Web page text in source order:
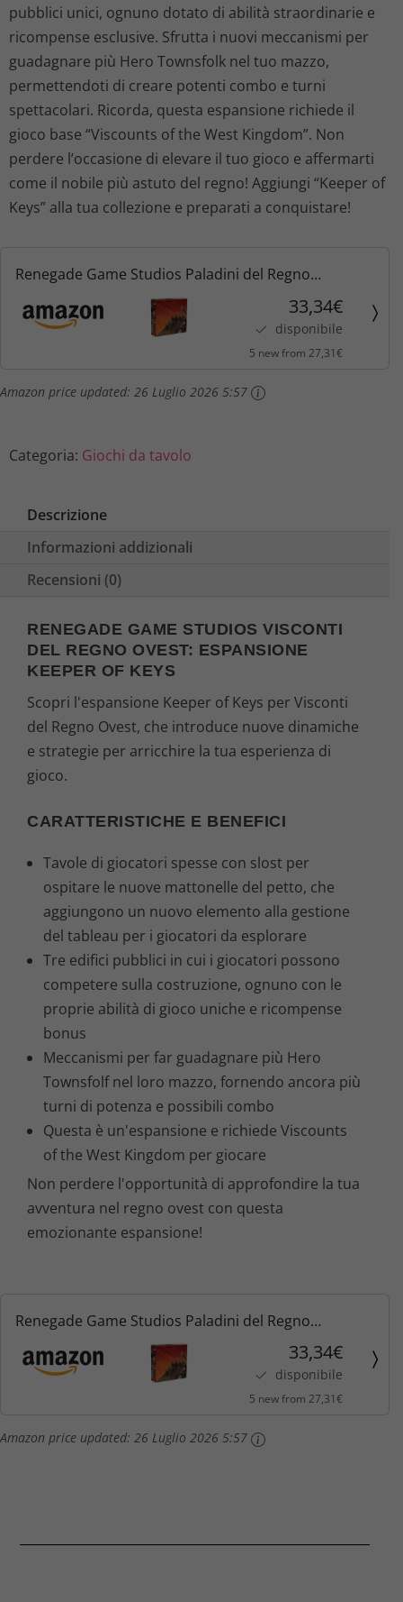
pubblici unici, ognuno dotato di abilità straordinarie e
ricompense esclusive. Sfrutta i nuovi meccanismi per
guadagnare più Hero Townsfolk nel tuo mazzo,
permettendoti di creare potenti combo e turni
spettacolari. Ricorda, questa espansione richiede il
gioco base “Viscounts of the West Kingdom”. Non
perdere l’occasione di elevare il tuo gioco e affermarti
come il nobile più astuto del regno! Aggiungi “Keeper of
Keys” alla tua collezione e preparati a conquistare!
Renegade Game Studios Paladini del Regno
Occidentale Edizione da collezione
33,34€
disponibile
5 new from 27,31€
Amazon price updated: 26 Luglio 2026 5:57
Categoria: Giochi da tavolo
Descrizione
Informazioni addizionali
Recensioni (0)
RENEGADE GAME STUDIOS VISCONTI
DEL REGNO OVEST: ESPANSIONE
KEEPER OF KEYS
Scopri l'espansione Keeper of Keys per Visconti
del Regno Ovest, che introduce nuove dinamiche
e strategie per arricchire la tua esperienza di
gioco.
CARATTERISTICHE E BENEFICI
Tavole di giocatori spesse con slost per
ospitare le nuove mattonelle del petto, che
aggiungono un nuovo elemento alla gestione
del tableau per i giocatori da esplorare
Tre edifici pubblici in cui i giocatori possono
competere sulla costruzione, ognuno con le
proprie abilità di gioco uniche e ricompense
bonus
Meccanismi per far guadagnare più Hero
Townsfolf nel loro mazzo, fornendo ancora più
turni di potenza e possibili combo
Questa è un'espansione e richiede Viscounts
of the West Kingdom per giocare
Non perdere l'opportunità di approfondire la tua
avventura nel regno ovest con questa
emozionante espansione!
Renegade Game Studios Paladini del Regno
Occidentale Edizione da collezione
33,34€
disponibile
5 new from 27,31€
Amazon price updated: 26 Luglio 2026 5:57